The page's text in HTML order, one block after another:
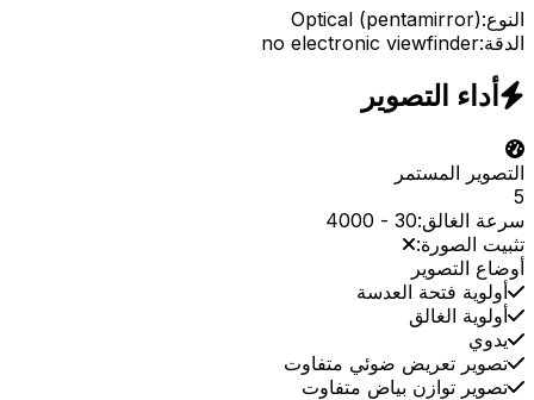
النوع:Optical (pentamirror)
الدقة:no electronic viewfinder
أداء التصوير
التصوير المستمر
5
سرعة الغالق:30
-
4000
تثبيت الصورة:
أوضاع التصوير
أولوية فتحة العدسة
أولوية الغالق
يدوي
تصوير تعريض ضوئي متفاوت
تصوير توازن بياض متفاوت